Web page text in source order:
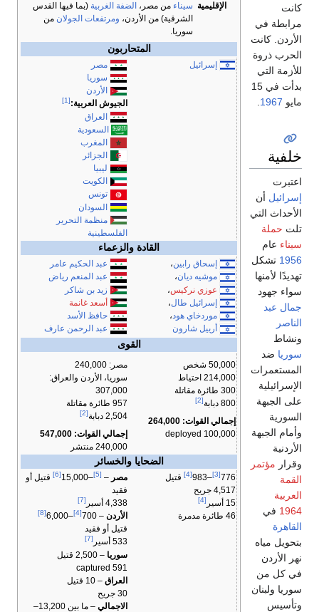
الإقليمية سيناء من مصر، الضفة الغربية (بما فيها القدس
الشرقية) من الأردن، ومرتفعات الجولان من
سوريا.
المتحاربون
إسرائيل
مصر
سوريا
الأردن
الجيوش العربية:[1]
العراق
السعودية
المغرب
الجزائر
ليبيا
الكويت
تونس
السودان
منظمة التحرير
الفلسطينية
القادة والزعماء
إسحاق رابين،
موشيه ديان،
عوزي نركيس،
إسرائيل طال،
موردخاي هود،
أرييل شارون
عبد الحكيم عامر
عبد المنعم رياض
زيد بن شاكر
أسعد غانمة
حافظ الأسد
عبد الرحمن عارف
القوى
50,000 شخص
214,000 احتياط
300 طائرة مقاتلة
800 دبابة
[2]
إجمالي القوات: 264,000
100,000 deployed
مصر: 240,000
سوريا، الأردن والعراق:
307,000
957 طائرة مقاتلة
2,504 دبابة
[2]
إجمالي القوات: 547,000
240,000 منتشر
الضحايا والخسائر
776
[3]
–983
[4]
قتيل
4,517 جريح
15 أسير
[4]
46 طائرة مدمرة
مصر –
[5]
–15,000
[6]
قتيل أو
فقيد
4,338 أسير
[7]
الأردن – 700
[4]
–6,000
[8]
قتيل أو فقيد
533 أسير
[7]
سوريا – 2,500 قتيل
591 captured
العراق – 10 قتيل
30 جريح
الاجمالي
– ما بين 13,200–
كانت
مرابطة في
الأردن. كانت
الحرب ذروة
للأزمة التي
بدأت في 15
مايو 1967
خلفية
اعتبرت
إسرائيل أن
الأحداث التي
تلت حملة
سيناء عام
1956 تشكل
تهديدًا لأمنها
سواء جهود
جمال عبد
الناصر
ونشاط
سوريا ضد
المستعمرات
الإسرائيلية
على الجبهة
السورية
وأمام الجبهة
الأردنية
وقرار مؤتمر
القمة
العربية
1964 في
القاهرة
بتحويل مياه
نهر الأردن
في كل من
سوريا ولبنان
وتأسيس